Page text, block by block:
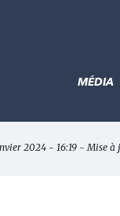
MÉDIA
2024 - 16:19 - Mise à